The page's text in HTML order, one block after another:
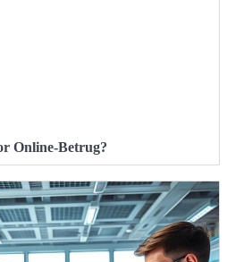
Online-Betrug?